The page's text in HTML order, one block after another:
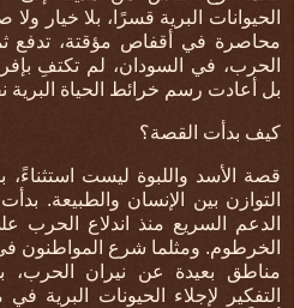
الحيوانات البرية قسرًا، بلا خيار
محاصرة في أقفاص مؤقتة، تدفع
الحرب، في السودان، لم تكتفِ
بل أعادت رسم خرائط الحياة البرية
كيف بدأت القصة؟
قصة الأسد واللبوة ليست
التوازن بين الإنسان والطبيعة.
الدعم السريع منذ اندلاع الحرب
الخرطوم. ومثلما شرع المواطنون
مناطق بعيدة عن نيران الحرب،
التفكير لإجلاء الحيونات البرية